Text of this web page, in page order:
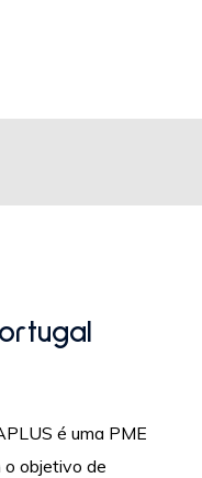
é uma PME
objetivo de